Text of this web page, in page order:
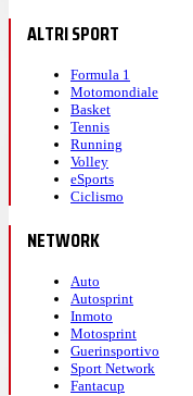
ALTRI SPORT
Formula 1
Motomondiale
Basket
Tennis
Running
Volley
eSports
Ciclismo
NETWORK
Auto
Autosprint
Inmoto
Motosprint
Guerinsportivo
Sport Network
Fantacup